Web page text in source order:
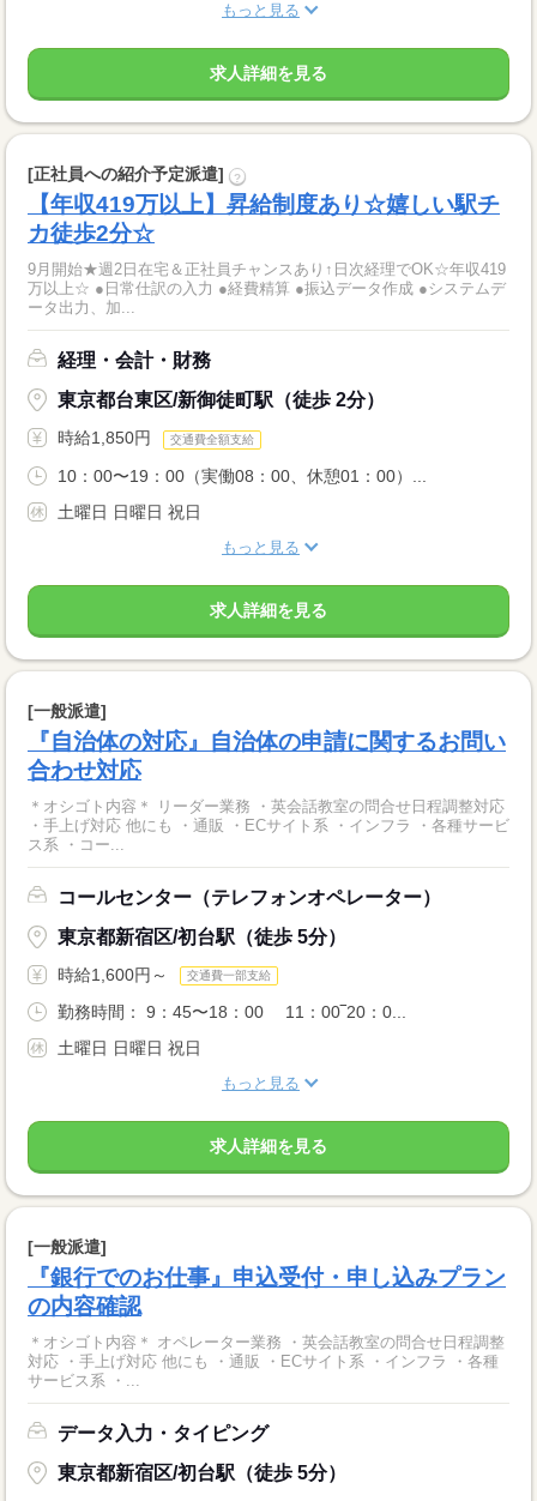
もっと見る
求人詳細を見る
[正社員への紹介予定派遣] ?
【年収419万以上】昇給制度あり☆嬉しい駅チ
カ徒歩2分☆
9月開始★週2日在宅＆正社員チャンスあり↑日次経理でOK☆年収419
万以上☆ ●日常仕訳の入力 ●経費精算 ●振込データ作成 ●システムデ
ータ出力、加...
経理・会計・財務
東京都台東区/新御徒町駅（徒歩 2分）
時給1,850円 交通費全額支給
10：00〜19：00（実働08：00、休憩01：00）...
土曜日 日曜日 祝日
もっと見る
求人詳細を見る
[一般派遣]
『自治体の対応』自治体の申請に関するお問い
合わせ対応
＊オシゴト内容＊ リーダー業務 ・英会話教室の問合せ日程調整対応
・手上げ対応 他にも ・通販 ・ECサイト系 ・インフラ ・各種サービ
ス系 ・コー...
コールセンター（テレフォンオペレーター）
東京都新宿区/初台駅（徒歩 5分）
時給1,600円～ 交通費一部支給
勤務時間： 9：45〜18：00 11：00‾20：0...
土曜日 日曜日 祝日
もっと見る
求人詳細を見る
[一般派遣]
『銀行でのお仕事』申込受付・申し込みプラン
の内容確認
＊オシゴト内容＊ オペレーター業務 ・英会話教室の問合せ日程調整
対応 ・手上げ対応 他にも ・通販 ・ECサイト系 ・インフラ ・各種
サービス系 ・...
データ入力・タイピング
東京都新宿区/初台駅（徒歩 5分）